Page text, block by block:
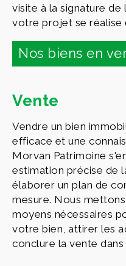
visite à la signature
votre projet se réalise
Nos biens en
Vente
Vendre un bien
efficace et une
Morvan Patrimoine
estimation précise de
élaborer un plan de
mesure. Nous
moyens nécessaires
votre bien, attirer les
conclure la vente